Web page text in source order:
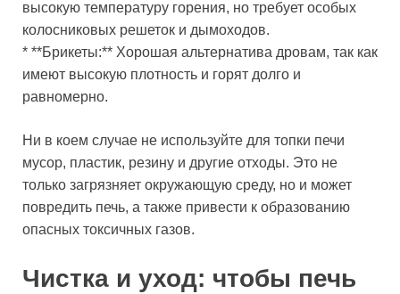
высокую температуру горения, но требует особых
колосниковых решеток и дымоходов.
* **Брикеты:** Хорошая альтернатива дровам, так как
имеют высокую плотность и горят долго и
равномерно.
Ни в коем случае не используйте для топки печи
мусор, пластик, резину и другие отходы. Это не
только загрязняет окружающую среду, но и может
повредить печь, а также привести к образованию
опасных токсичных газов.
Чистка и уход: чтобы печь